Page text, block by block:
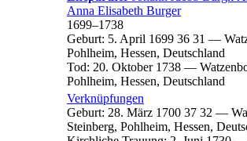
Anna Elisabeth Burger
1699–1738
Geburt: 5. April 1699 36 31 —
Pohlheim, Hessen, Deutschland
Tod: 20. Oktober 1738 —
Pohlheim, Hessen, Deutschland
Verknüpfungen
Geburt: 28. März 1700 37 32 —
Steinberg, Pohlheim, Hessen,